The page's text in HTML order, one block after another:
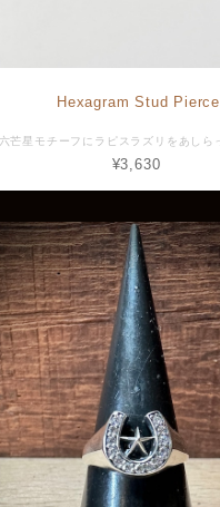
Hexagram Stud Pierce
¥3,630